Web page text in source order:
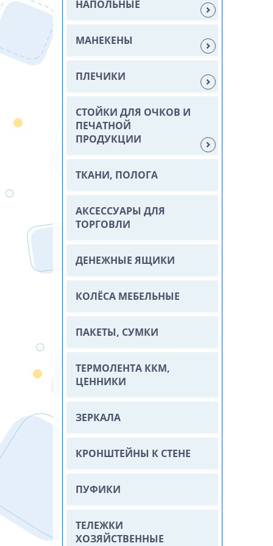
НАПОЛЬНЫЕ
МАНЕКЕНЫ
ПЛЕЧИКИ
СТОЙКИ ДЛЯ ОЧКОВ И
ПЕЧАТНОЙ
ПРОДУКЦИИ
ТКАНИ, ПОЛОГА
АКСЕССУАРЫ ДЛЯ
ТОРГОВЛИ
ДЕНЕЖНЫЕ ЯЩИКИ
КОЛЁСА МЕБЕЛЬНЫЕ
ПАКЕТЫ, СУМКИ
ТЕРМОЛЕНТА ККМ,
ЦЕННИКИ
ЗЕРКАЛА
КРОНШТЕЙНЫ К СТЕНЕ
ПУФИКИ
ТЕЛЕЖКИ
ХОЗЯЙСТВЕННЫЕ